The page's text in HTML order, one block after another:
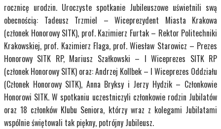
rocznicę urodzin. Uroczyste spotkanie Jubileuszowe uświetnili swą
obecnością: Tadeusz Trzmiel – Wiceprezydent Miasta Krakowa
(członek Honorowy SITK), prof. Kazimierz Furtak – Rektor Politechniki
Krakowskiej, prof. Kazimierz Flaga, prof. Wiesław Starowicz – Prezes
Honorowy SITK RP, Mariusz Szałkowski – I Wiceprezes SITK RP
(członek Honorowy SITK) oraz: Andrzej Kollbek – I Wiceprezes Oddziału
(Członek Honorowy SITK), Anna Bryksy i Jerzy Hydzik – Członkowie
Honorowi SITK. W spotkaniu uczestniczyli członkowie rodzin Jubilatów
oraz 18 członków Klubu Seniora, którzy wraz z kolegami Jubilatami
wspólnie świętowali tak piękny, potrójny Jubileusz.